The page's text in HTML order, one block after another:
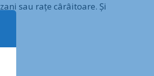
sau rațe cârâitoare. Și